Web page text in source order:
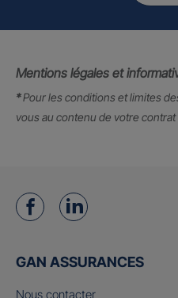
Mentions légales et
*Pour les conditions et limites
vous au contenu de votre
GAN ASSURANCES
Nous contacter